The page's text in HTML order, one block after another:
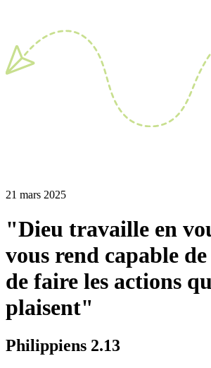
21 mars 2025
"Dieu travaille en
vous rend capable
de faire les actions
plaisent"
Philippiens 2.13